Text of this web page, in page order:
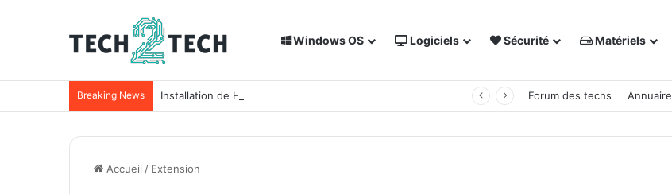
Windows OS Logiciels Sécurité Matériels
Breaking News Installation de Home Assistant sur un NAS Synology Forum des techs Annuaire
Accueil / Extension